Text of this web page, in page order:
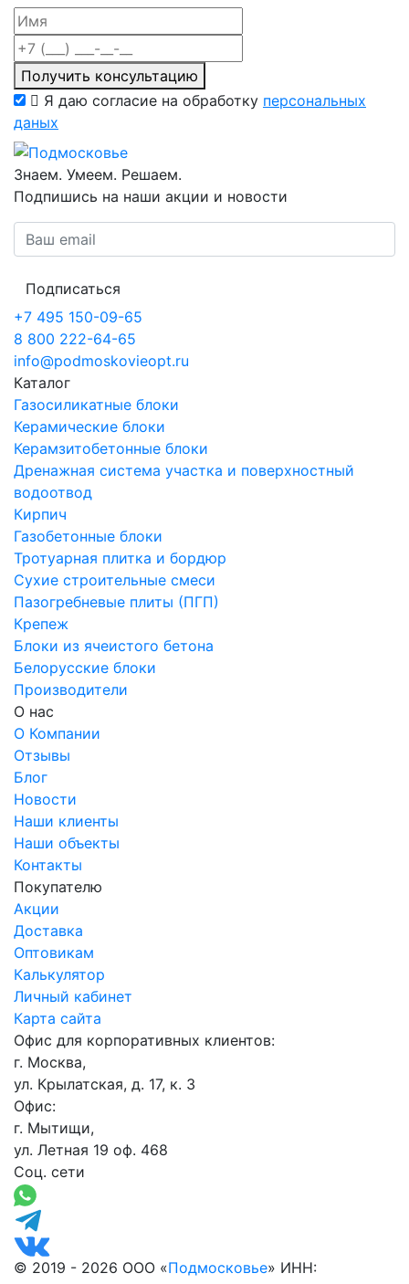
Получить консультацию
Я даю согласие на обработку персональных
даных
Знаем. Умеем. Решаем.
Подпишись на наши акции и новости
Подписаться
+7 495 150-09-65
8 800 222-64-65
info@podmoskovieopt.ru
Каталог
Газосиликатные блоки
Керамические блоки
Керамзитобетонные блоки
Дренажная система участка и поверхностный
водоотвод
Кирпич
Газобетонные блоки
Тротуарная плитка и бордюр
Сухие строительные смеси
Пазогребневые плиты (ПГП)
Крепеж
Блоки из ячеистого бетона
Белорусские блоки
Производители
О нас
О Компании
Отзывы
Блог
Новости
Наши клиенты
Наши объекты
Контакты
Покупателю
Акции
Доставка
Оптовикам
Калькулятор
Личный кабинет
Карта сайта
Офис для корпоративных клиентов:
г. Москва,
ул. Крылатская, д. 17, к. 3
Офис:
г. Мытищи,
ул. Летная 19 оф. 468
Соц. сети
© 2019 - 2026 ООО «Подмосковье» ИНН: